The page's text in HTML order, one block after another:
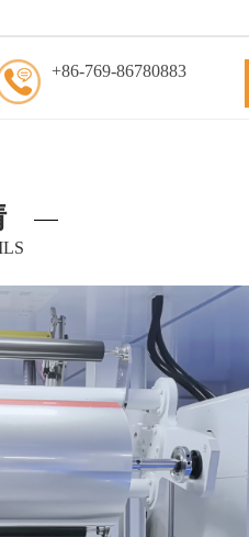
+86-769-86780883